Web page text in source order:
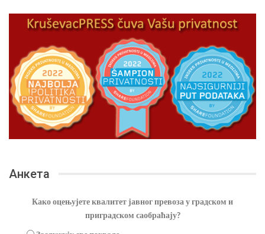
Анкета
Како оцењујете квалитет јавног превоза у градском и
приградском саобраћају?